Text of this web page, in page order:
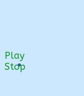
Play
Stop